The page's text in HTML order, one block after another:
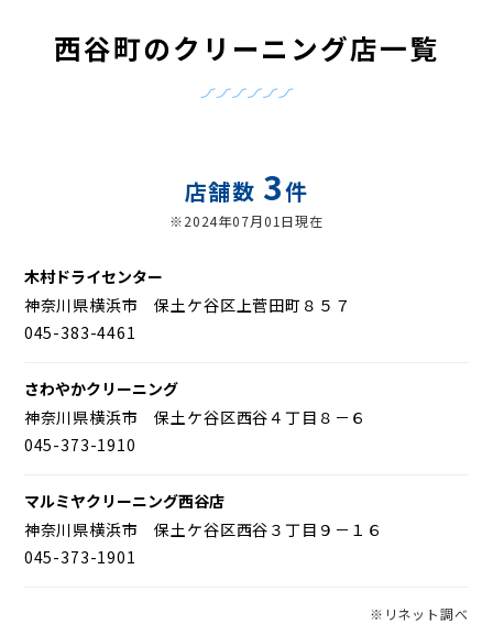
西谷町のクリーニング店一覧
店舗数 3件
※2024年07月01日現在
木村ドライセンター
神奈川県横浜市 保土ケ谷区上菅田町８５７
045-383-4461
さわやかクリーニング
神奈川県横浜市 保土ケ谷区西谷４丁目８－６
045-373-1910
マルミヤクリーニング西谷店
神奈川県横浜市 保土ケ谷区西谷３丁目９－１６
045-373-1901
※リネット調べ